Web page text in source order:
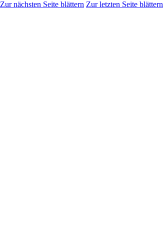
Zur nächsten Seite blättern Zur letzten Seite blättern